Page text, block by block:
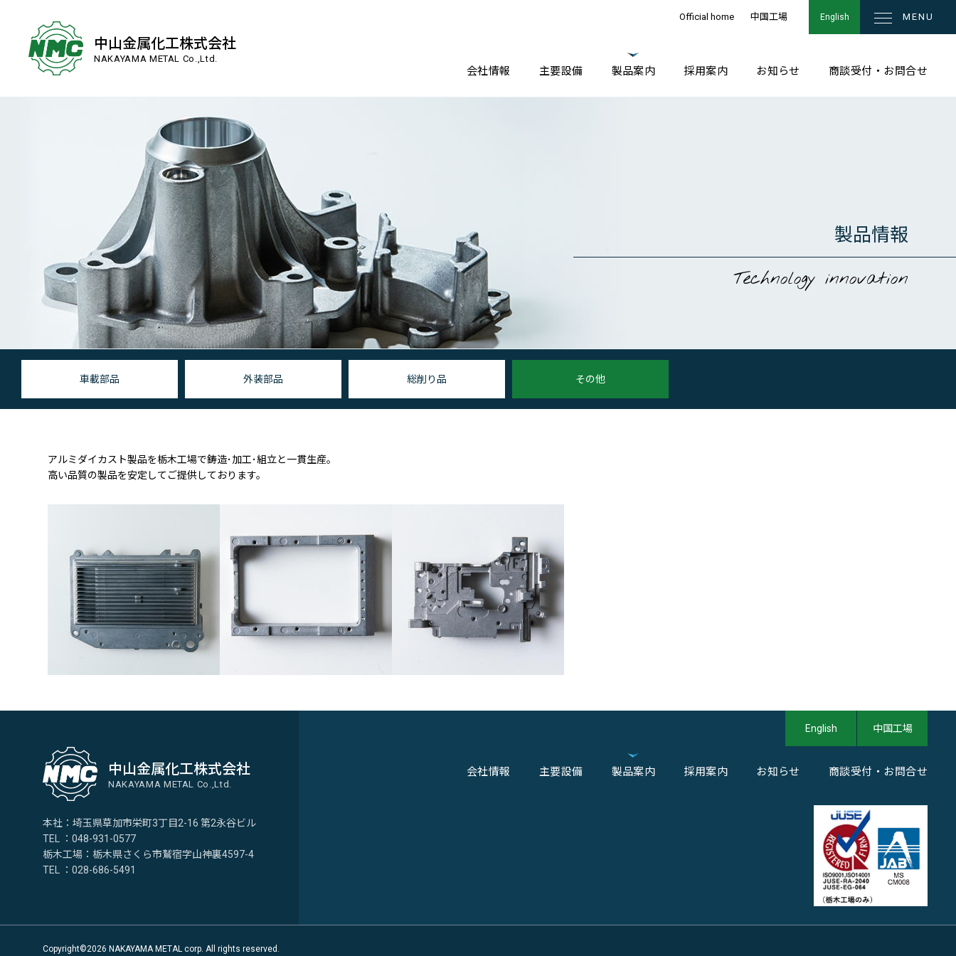
中山金属化工株式会社
NAKAYAMA METAL Co.,Ltd.
English
Official home 中国工場
会社情報 主要設備 製品案内 採用案内 お知らせ 商談受付・お問合せ
MENU
製品情報
Technology innovation
車載部品 外装部品 総削り品 その他
アルミダイカスト製品を栃木工場で鋳造･加工･組立と一貫生産。
高い品質の製品を安定してご提供しております。
中山金属化工株式会社
NAKAYAMA METAL Co.,Ltd.
本社：埼玉県草加市栄町3丁目2-16 第2永谷ビル
TEL ：048-931-0577
栃木工場：栃木県さくら市鷲宿字山神裏4597-4
TEL ：028-686-5491
English 中国工場
会社情報 主要設備 製品案内 採用案内 お知らせ 商談受付・お問合せ
Copyright©2026 NAKAYAMA METAL corp. All rights reserved.